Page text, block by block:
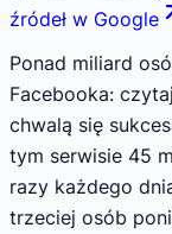
źródeł w Google
Ponad miliard
Facebooka:
chwalą się
tym serwisie 45
razy każdego
trzeciej osób